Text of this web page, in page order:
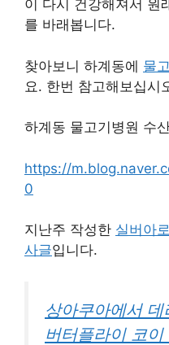
이 다시 건강해져서 원
를 바래봅니다.
찾아보니 하계동에 물
요. 한번 참고해보십시
하계동 물고기병원 수
https://
0
지난주 작성한 실버아
사글입니다.
상아쿠아에서
버터플라이 코